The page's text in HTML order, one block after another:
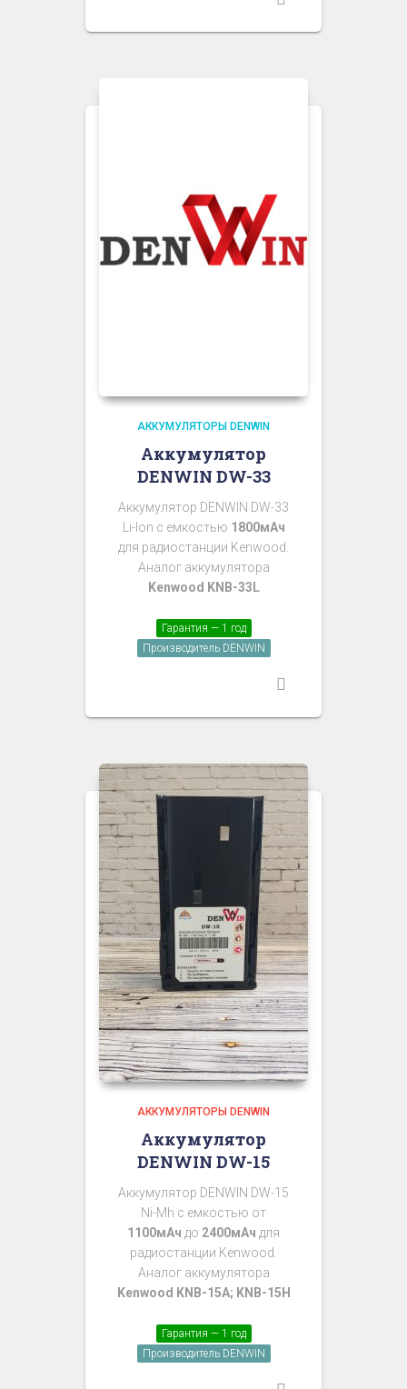
АККУМУЛЯТОРЫ DENWIN
Аккумулятор
DENWIN DW-33
Аккумулятор DENWIN DW-33
Li-Ion с емкостью 1800мАч
для радиостанции Kenwood.
Аналог аккумулятора
Kenwood KNB-33L
Гарантия — 1 год
Производитель DENWIN
АККУМУЛЯТОРЫ DENWIN
Аккумулятор
DENWIN DW-15
Аккумулятор DENWIN DW-15
Ni-Mh с емкостью от
1100мАч до 2400мАч для
радиостанции Kenwood.
Аналог аккумулятора
Kenwood KNB-15A; KNB-15H
Гарантия — 1 год
Производитель DENWIN